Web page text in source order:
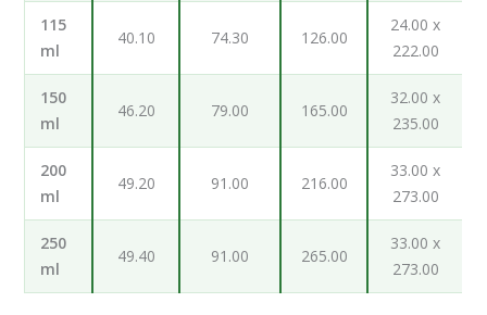
115
ml
40.10 74.30 126.00
24.00 x
222.00
150
ml
46.20 79.00 165.00
32.00 x
235.00
200
ml
49.20 91.00 216.00
33.00 x
273.00
250
ml
49.40 91.00 265.00
33.00 x
273.00